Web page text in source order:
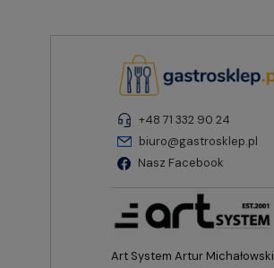
+48 71 332 90 24
biuro@gastrosklep.pl
Nasz Facebook
Art System Artur Michałowski